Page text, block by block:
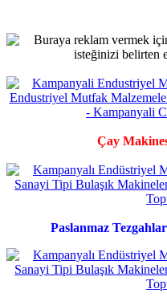
Çay
Paslanmaz